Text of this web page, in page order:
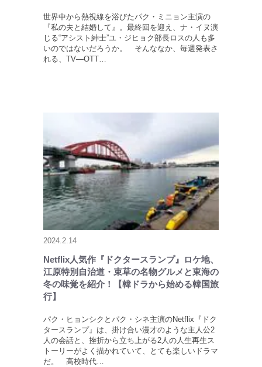
世界中から熱視線を浴びたパク・ミニョン主演の
『私の夫と結婚して』。最終回を迎え、ナ・イヌ演
じる“アシスト紳士”ユ・ジヒョク部長ロスの人も多
いのではないだろうか。 そんななか、毎週発表さ
れる、TV―OTT…
2024.2.14
Netflix人気作『ドクタースランプ』ロケ地、
江原特別自治道・束草の名物グルメと東海の
冬の味覚を紹介！【韓ドラから始める韓国旅
行】
パク・ヒョンシクとパク・シネ主演のNetflix『ドク
タースランプ』は、掛け合い漫才のような主人公2
人の会話と、挫折から立ち上がる2人の人生再生ス
トーリーがよく描かれていて、とても楽しいドラマ
だ。 高校時代…